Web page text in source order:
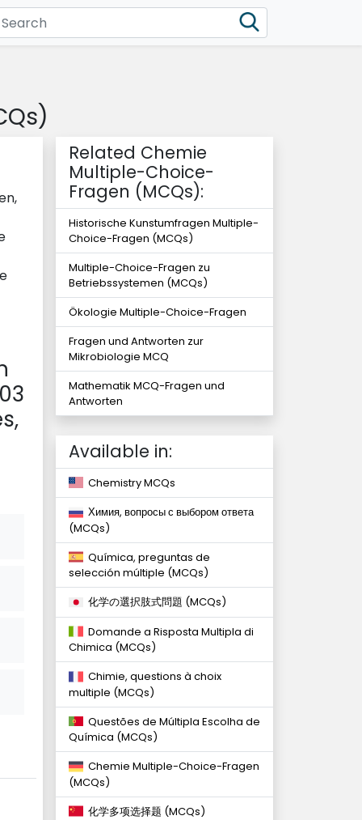
Related Chemie
Multiple-Choice-
Fragen (MCQs):
Historische Kunstumfragen Multiple-
Choice-Fragen (MCQs)
Multiple-Choice-Fragen zu
Betriebssystemen (MCQs)
Ökologie Multiple-Choice-Fragen
Fragen und Antworten zur
Mikrobiologie MCQ
Mathematik MCQ-Fragen und
Antworten
Available in:
Chemistry MCQs
Химия, вопросы с выбором ответа
(MCQs)
Química, preguntas de
selección múltiple (MCQs)
化学の選択肢式問題 (MCQs)
Domande a Risposta Multipla di
Chimica (MCQs)
Chimie, questions à choix
multiple (MCQs)
Questões de Múltipla Escolha de
Química (MCQs)
Chemie Multiple-Choice-Fragen
(MCQs)
化学多项选择题 (MCQs)